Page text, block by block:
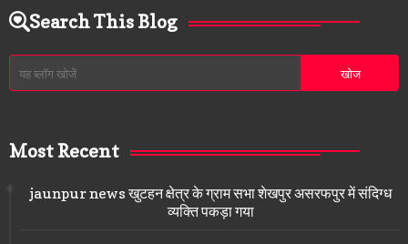
Search This Blog
Most Recent
jaunpur news खुटहन क्षेत्र के ग्राम सभा शेखपुर असरफपुर में संदिग्ध
व्यक्ति पकड़ा गया